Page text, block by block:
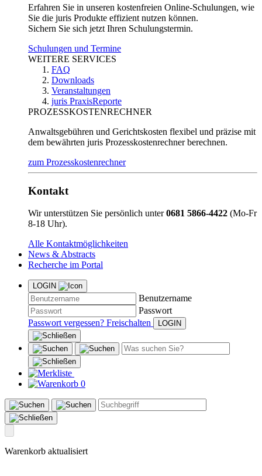
Erfahren Sie in unseren kostenfreien Online-Schulungen, wie
Sie die juris Produkte effizient nutzen können.
Sichern Sie sich jetzt Ihren Schulungstermin.
Schulungen und Termine
WEITERE SERVICES
FAQ
Downloads
Veranstaltungen
juris PraxisReporte
PROZESSKOSTENRECHNER
Anwaltsgebühren und Gerichtskosten flexibel und präzise mit
dem bewährten juris Prozesskostenrechner berechnen.
zum Prozesskostenrechner
Kontakt
Wir unterstützen Sie persönlich unter0681 5866-4422 (Mo-Fr
8-18 Uhr).
Alle Kontaktmöglichkeiten
News & Abstracts
Recherche im Portal
LOGIN
Benutzername
Passwort
Passwort vergessen? Freischalten
0
Warenkorb aktualisiert